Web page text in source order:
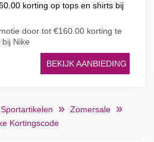
korting op tops en shirts bij
door tot €160.00 korting te
Nike
BEKIJK AANBIEDING
Sportartikelen
Zomersale
Kortingscode